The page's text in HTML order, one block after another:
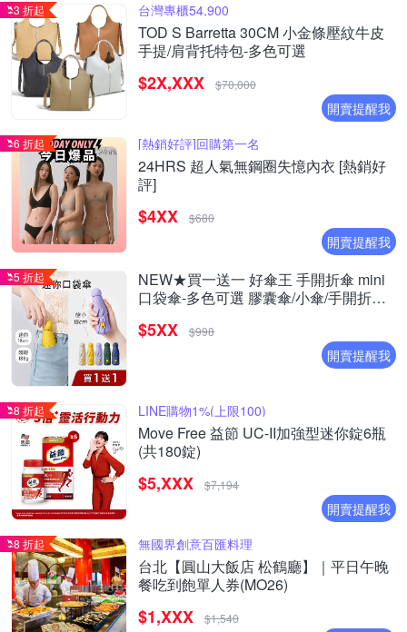
3 折起 台灣專櫃54,900
TOD S Barretta 30CM 小金條壓紋牛皮
手提/肩背托特包-多色可選
$2X,XXX $70,000
開賣提醒我
6 折起 [熱銷好評]回購第一名
24HRS 超人氣無鋼圈失憶內衣 [熱銷好
評]
$4XX $680
開賣提醒我
5 折起
NEW★買一送一 好傘王 手開折傘 mini
口袋傘-多色可選 膠囊傘/小傘/手開折傘/
你傘/防曬
$5XX $998
開賣提醒我
8 折起 LINE購物1%(上限100)
Move Free 益節 UC-II加強型迷你錠6瓶
(共180錠)
$5,XXX $7,194
開賣提醒我
8 折起 無國界創意百匯料理
台北【圓山大飯店 松鶴廳】｜平日午晚
餐吃到飽單人券(MO26)
$1,XXX $1,540